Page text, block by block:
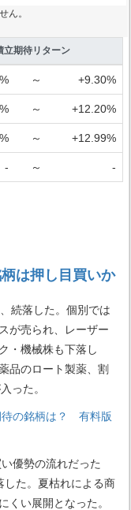
ん。
立期待リターン
～ +9.30%
～ +12.20%
～ +12.99%
- ～ -
は押し目買いか
続落した。個別では
が売られ、レーザー
・機械株も下落し
品のロート製薬、割
った。
待の銘柄は？ 有料版
優勢の流れだった
した。夏枯れによる商
くい展開となった。